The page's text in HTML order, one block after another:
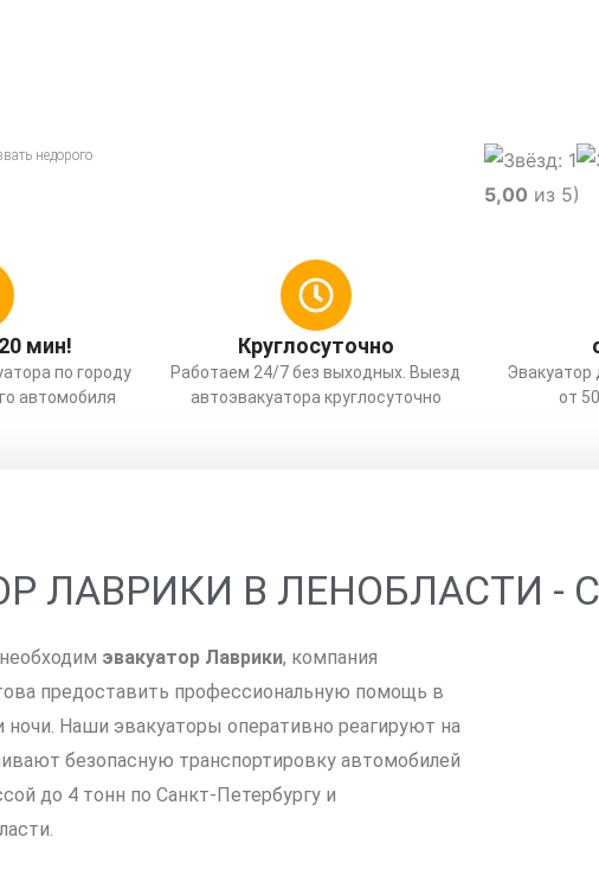
недорого
5,00 из 5)
мин!
по городу
автомобиля
Круглосуточно
Работаем 24/7 без выходных. Выезд
автоэвакуатора круглосуточно
Эвакуатор
от
ЛАВРИКИ В ЛЕНОБЛАСТИ -
эвакуатор Лаврики, компания
предоставить профессиональную помощь в
Наши эвакуаторы оперативно реагируют на
безопасную транспортировку автомобилей
до 4 тонн по Санкт-Петербургу и